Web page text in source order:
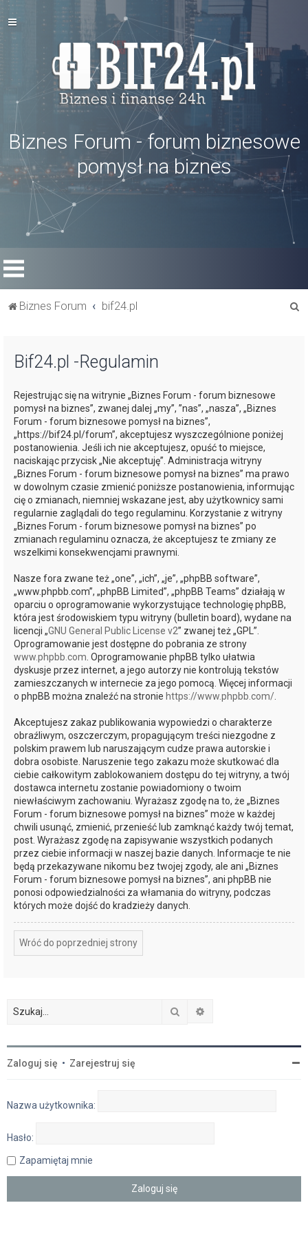
Biznes Forum - forum biznesowe
pomysł na biznes
Biznes Forum bif24.pl
Bif24.pl -Regulamin
Rejestrując się na witrynie „Biznes Forum - forum biznesowe
pomysł na biznes”, zwanej dalej „my”, ”nas”, „nasza”, „Biznes
Forum - forum biznesowe pomysł na biznes”,
„https://bif24.pl/forum”, akceptujesz wyszczególnione poniżej
postanowienia. Jeśli ich nie akceptujesz, opuść to miejsce,
naciskając przycisk „Nie akceptuję”. Administracja witryny
„Biznes Forum - forum biznesowe pomysł na biznes” ma prawo
w dowolnym czasie zmienić poniższe postanowienia, informując
cię o zmianach, niemniej wskazane jest, aby użytkownicy sami
regularnie zaglądali do tego regulaminu. Korzystanie z witryny
„Biznes Forum - forum biznesowe pomysł na biznes” po
zmianach regulaminu oznacza, że akceptujesz te zmiany ze
wszelkimi konsekwencjami prawnymi.
Nasze fora zwane też „one”, „ich”, „je”, „phpBB software”,
„www.phpbb.com”, „phpBB Limited”, „phpBB Teams” działają w
oparciu o oprogramowanie wykorzystujące technologię phpBB,
która jest środowiskiem typu witryny (bulletin board), wydane na
licencji „GNU General Public License v2” zwanej też „GPL”.
Oprogramowanie jest dostępne do pobrania ze strony
www.phpbb.com . Oprogramowanie phpBB tylko ułatwia
dyskusje przez internet, a jego autorzy nie kontrolują tekstów
zamieszczanych w internecie za jego pomocą. Więcej informacji
o phpBB można znaleźć na stronie https://www.phpbb.com/
Akceptujesz zakaz publikowania wypowiedzi o charakterze
obraźliwym, oszczerczym, propagującym treści niezgodne z
polskim prawem lub naruszającym cudze prawa autorskie i
dobra osobiste. Naruszenie tego zakazu może skutkować dla
ciebie całkowitym zablokowaniem dostępu do tej witryny, a twój
dostawca internetu zostanie powiadomiony o twoim
niewłaściwym zachowaniu. Wyrażasz zgodę na to, że „Biznes
Forum - forum biznesowe pomysł na biznes” może w każdej
chwili usunąć, zmienić, przenieść lub zamknąć każdy twój temat,
post. Wyrażasz zgodę na zapisywanie wszystkich podanych
przez ciebie informacji w naszej bazie danych. Informacje te nie
będą przekazywane nikomu bez twojej zgody, ale ani „Biznes
Forum - forum biznesowe pomysł na biznes”, ani phpBB nie
ponosi odpowiedzialności za włamania do witryny, podczas
których może dojść do kradzieży danych.
Wróć do poprzedniej strony
Szukaj
Zaloguj się • Zarejestruj się
Nazwa użytkownika:
Hasło:
Zapamiętaj mnie